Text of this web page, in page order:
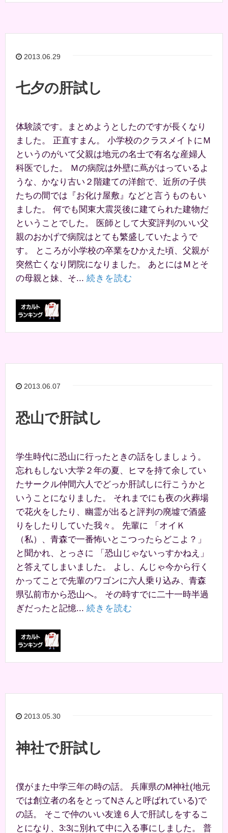
2013.06.29
七夕の肝試し
体験談です。まとめようとしたのですが長くなり
ました。 正直すまん。 小学校のクラスメイトにＭ
というのがいて父親は地元の名士で有名な産婦人
科医でした。 Ｍの病院は外壁に蔦がはっているよ
うな、かなり古い２階建ての洋館で、近所の子供
たちの間では『お化け屋敷』などと言うものもい
ました。 何でも関東大震災後に建てられた建物だ
ということでした。 医師として大変評判のいい父
親のおかげで病院はとても繁盛していたようで
す。 ところが小学校の卒業をひかえた頃、父親が
突然亡くなり閉院になりました。 あとにはＭとそ
の母親と妹、そ... 続きを読む
2013.06.07
恐山で肝試し
学生時代に恐山に行ったときの話をしましょう。
忘れもしない大学２年の夏、ヒマを持て余してい
たサークル仲間六人でどっか肝試しに行こうかと
いうことになりました。 それまでにも夜の火葬場
で花火をしたり、幽霊が出ると評判の廃墟で酒盛
りをしたりしていた我々。 先輩に 「オイＫ
（私）、青森で一番怖いとこつったらどこよ？」
と聞かれ、とっさに 「恐山じゃないっすかねえ」
と答えてしまいました。 よし、んじゃ今から行く
かってことで先輩のワゴンに六人乗り込み、青森
県弘前市から恐山へ。 その時すでに二十一時半過
ぎだったと記憶... 続きを読む
2013.05.30
神社で肝試し
僕がまた中学三年の時の話。 兵庫県のM神社(地元
では創立者の名をとってNさんと呼ばれている)で
の話。 そこで仲のいい友達６人で肝試しをするこ
とになり、3:3に別れて中に入る事にしました。 普